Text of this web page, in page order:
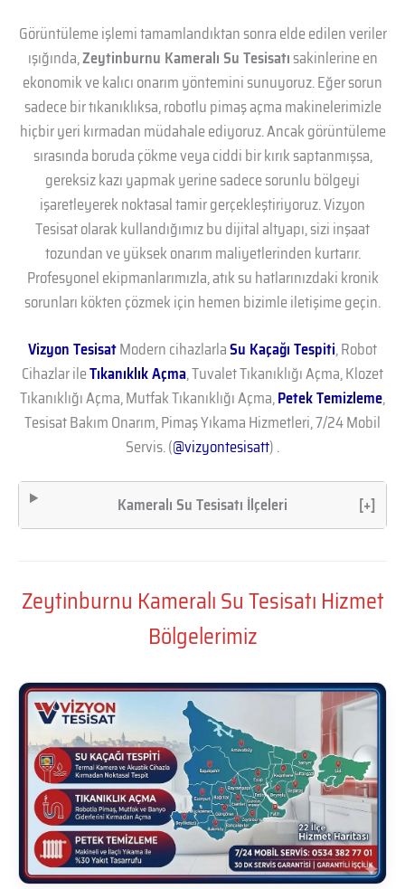
Görüntüleme işlemi tamamlandıktan sonra elde edilen veriler
ışığında,Zeytinburnu Kameralı Su Tesisatısakinlerine en
ekonomik ve kalıcı onarım yöntemini sunuyoruz. Eğer sorun
sadece bir tıkanıklıksa, robotlu pimaş açma makinelerimizle
hiçbir yeri kırmadan müdahale ediyoruz. Ancak görüntüleme
sırasında boruda çökme veya ciddi bir kırık saptanmışsa,
gereksiz kazı yapmak yerine sadece sorunlu bölgeyi
işaretleyerek noktasal tamir gerçekleştiriyoruz. Vizyon
Tesisat olarak kullandığımız bu dijital altyapı, sizi inşaat
tozundan ve yüksek onarım maliyetlerinden kurtarır.
Profesyonel ekipmanlarımızla, atık su hatlarınızdaki kronik
sorunları kökten çözmek için hemen bizimle iletişime geçin.
Vizyon TesisatModern cihazlarlaSu Kaçağı Tespiti, Robot
Cihazlar ileTıkanıklık Açma, Tuvalet Tıkanıklığı Açma, Klozet
Tıkanıklığı Açma, Mutfak Tıkanıklığı Açma,Petek Temizleme,
Tesisat Bakım Onarım, Pimaş Yıkama Hizmetleri, 7/24 Mobil
Servis. (@vizyontesisatt) .
Kameralı Su Tesisatı İlçeleri [+]
Zeytinburnu Kameralı Su Tesisatı Hizmet
Bölgelerimiz